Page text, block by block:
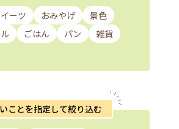
ーツ おみやげ
景色
ごはん パン
雑貨
ことを指定して絞り込む